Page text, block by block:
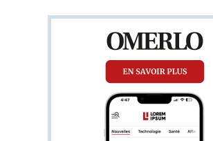
éviter, quelles nouveautés contractuelles et